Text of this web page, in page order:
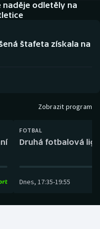
naděje odletěly na
štafeta získala na
Zobrazit program
FOTBAL
Druhá fotbalová
Dnes, 17:35-19:55